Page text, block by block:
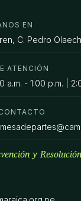
EN
C. Pedro
ATENCIÓN
a.m. - 1:00 p.m. |
y